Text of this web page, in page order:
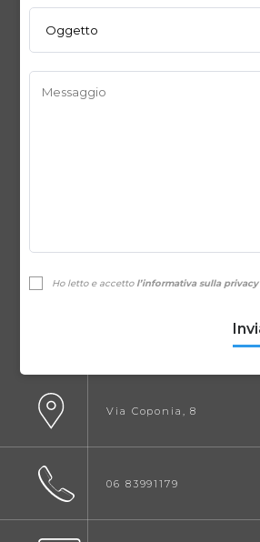
Via Coponia, 8
06 83991179
Ho letto e accetto l’informativa sulla privacy